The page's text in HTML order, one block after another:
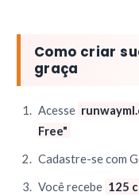
Como criar
graça
Acesse
Free"
Cadastre-se com
Você recebe 125